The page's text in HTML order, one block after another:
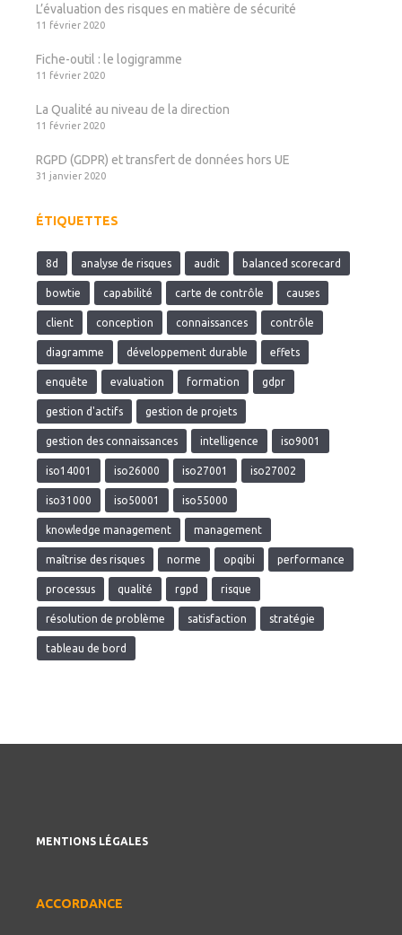
L’évaluation des risques en matière de sécurité
11 février 2020
Fiche-outil : le logigramme
11 février 2020
La Qualité au niveau de la direction
11 février 2020
RGPD (GDPR) et transfert de données hors UE
31 janvier 2020
ÉTIQUETTES
8d analyse de risques audit balanced scorecard
bowtie capabilité carte de contrôle causes
client conception connaissances contrôle
diagramme développement durable effets
enquête evaluation formation gdpr
gestion d'actifs gestion de projets
gestion des connaissances intelligence iso9001
iso14001 iso26000 iso27001 iso27002
iso31000 iso50001 iso55000
knowledge management management
maîtrise des risques norme opqibi performance
processus qualité rgpd risque
résolution de problème satisfaction stratégie
tableau de bord
MENTIONS LÉGALES
ACCORDANCE